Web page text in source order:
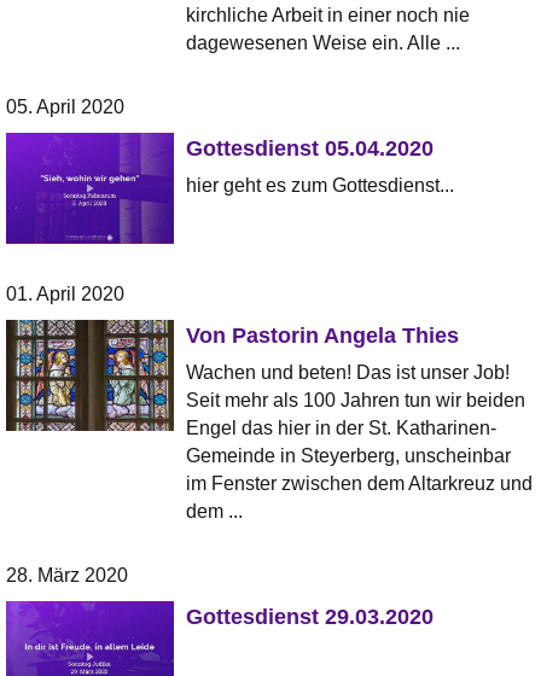
kirchliche Arbeit in einer noch nie
dagewesenen Weise ein. Alle ...
05. April 2020
Gottesdienst 05.04.2020
hier geht es zum Gottesdienst...
01. April 2020
Von Pastorin Angela Thies
Wachen und beten! Das ist unser Job!
Seit mehr als 100 Jahren tun wir beiden
Engel das hier in der St. Katharinen-
Gemeinde in Steyerberg, unscheinbar
im Fenster zwischen dem Altarkreuz und
dem ...
28. März 2020
Gottesdienst 29.03.2020